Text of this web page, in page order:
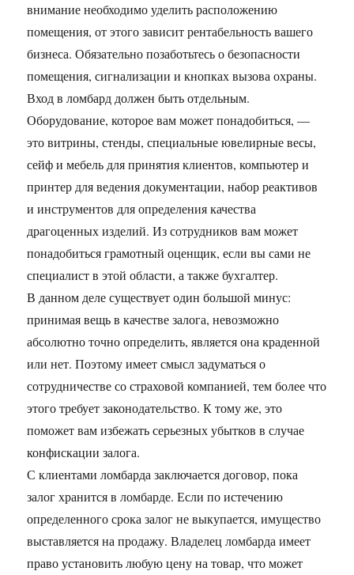
внимание необходимо уделить расположению
помещения, от этого зависит рентабельность вашего
бизнеса. Обязательно позаботьтесь о безопасности
помещения, сигнализации и кнопках вызова охраны.
Вход в ломбард должен быть отдельным.
Оборудование, которое вам может понадобиться, —
это витрины, стенды, специальные ювелирные весы,
сейф и мебель для принятия клиентов, компьютер и
принтер для ведения документации, набор реактивов
и инструментов для определения качества
драгоценных изделий. Из сотрудников вам может
понадобиться грамотный оценщик, если вы сами не
специалист в этой области, а также бухгалтер.
В данном деле существует один большой минус:
принимая вещь в качестве залога, невозможно
абсолютно точно определить, является она краденной
или нет. Поэтому имеет смысл задуматься о
сотрудничестве со страховой компанией, тем более что
этого требует законодательство. К тому же, это
поможет вам избежать серьезных убытков в случае
конфискации залога.
С клиентами ломбарда заключается договор, пока
залог хранится в ломбарде. Если по истечению
определенного срока залог не выкупается, имущество
выставляется на продажу. Владелец ломбарда имеет
право установить любую цену на товар, что может